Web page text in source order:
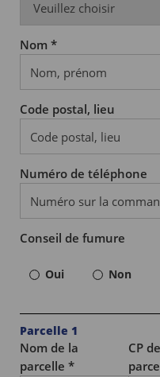
Nom *
Code postal, lieu
Numéro de téléphone
Conseil de fumure
Oui Non
Parcelle 1
Nom de la
parcelle *
CP